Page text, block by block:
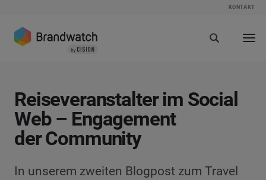
KONTAKT
Reiseveranstalter im Social
Web – Engagement
der Community
In unserem zweiten Blogpost zum Travel